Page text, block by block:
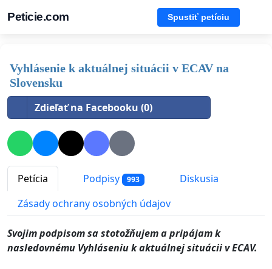
Peticie.com Spustiť petíciu
Vyhlásenie k aktuálnej situácii v ECAV na
Slovensku
Zdieľať na Facebooku (0)
Petícia Podpisy 993
Diskusia
Zásady ochrany osobných údajov
Svojim podpisom sa stotožňujem a pripájam k
nasledovnému Vyhláseniu k aktuálnej situácii v ECAV.